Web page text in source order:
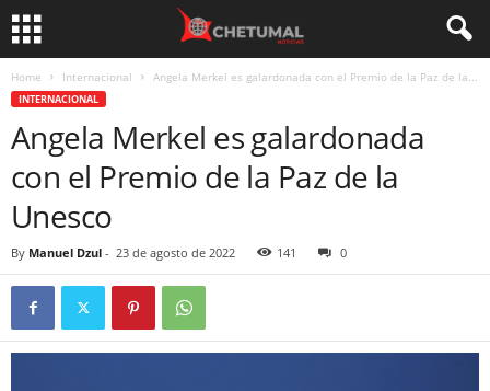
Home Internacional Angela Merkel es galardonada con el Premio de la Paz de la...
INTERNACIONAL
Angela Merkel es galardonada
con el Premio de la Paz de la
Unesco
By Manuel Dzul - 23 de agosto de 2022 141 0